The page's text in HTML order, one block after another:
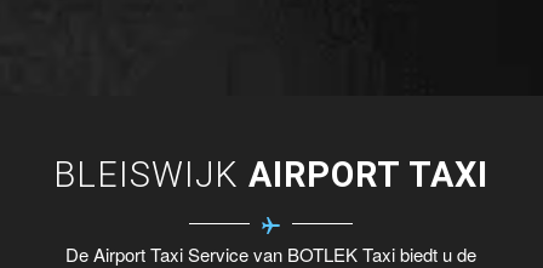
BLEISWIJKAIRPORT TAXI
De Airport Taxi Service van BOTLEK Taxi biedt u de